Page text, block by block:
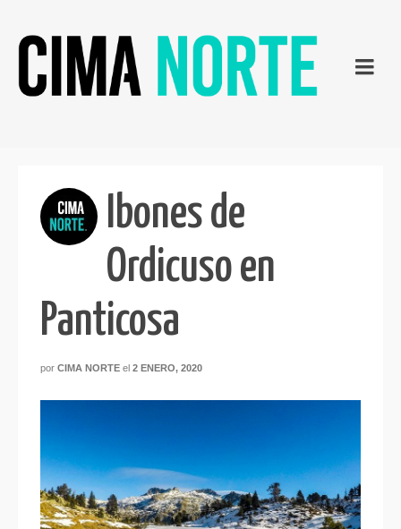
Ibones de
Ordicuso en
Panticosa
por CIMA NORTE el 2 ENERO, 2020